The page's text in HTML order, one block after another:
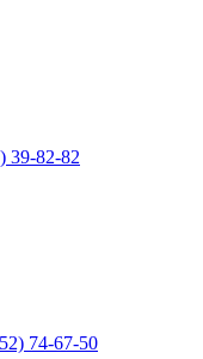
39-82-82
74-67-50